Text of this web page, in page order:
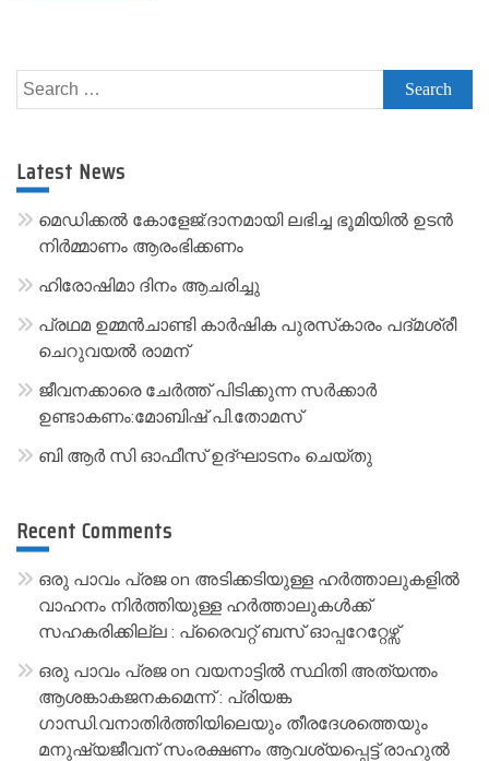
l
n
a
i
e
Search
for:
Latest News
മെഡിക്കൽ കോളേജ്:ദാനമായി ലഭിച്ച ഭൂമിയിൽ ഉടൻ
നിർമ്മാണം ആരംഭിക്കണം
ഹിരോഷിമാ ദിനം ആചരിച്ചു
പ്രഥമ ഉമ്മൻചാണ്ടി കാർഷിക പുരസ്‌കാരം പദ്മശ്രീ
ചെറുവയൽ രാമന്
ജീവനക്കാരെ ചേർത്ത് പിടിക്കുന്ന സർക്കാർ
ഉണ്ടാകണം:മോബിഷ് പി.തോമസ്
ബി ആർ സി ഓഫീസ് ഉദ്ഘാടനം ചെയ്തു
Recent Comments
ഒരു പാവം പ്രജon അടിക്കടിയുള്ള ഹർത്താലുകളിൽ
വാഹനം നിർത്തിയുള്ള ഹർത്താലുകൾക്ക്
സഹകരിക്കില്ല : പ്രൈവറ്റ് ബസ് ഓപ്പറേറ്റേഴ്സ്
ഒരു പാവം പ്രജon വയനാട്ടിൽ സ്ഥിതി അത്യന്തം
ആശങ്കാകജനകമെന്ന് : പ്രിയങ്ക
ഗാന്ധി.വനാതിർത്തിയിലെയും തീരദേശത്തെയും
മനുഷ്യജീവന് സംരക്ഷണം ആവശ്യപ്പെട്ട് രാഹുൽ